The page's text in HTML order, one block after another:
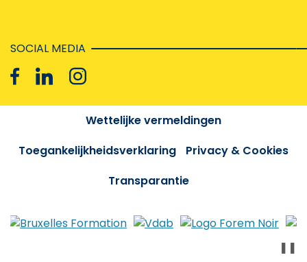
SOCIAL MEDIA
Wettelijke vermeldingen
Toegankelijkheidsverklaring
Privacy & Cookies
Transparantie
❚❚